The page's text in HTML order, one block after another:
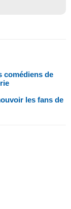
comédiens de
les fans de